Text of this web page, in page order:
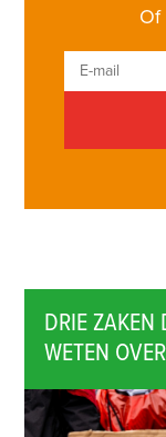
Of
DRIE ZAKEN
WETEN